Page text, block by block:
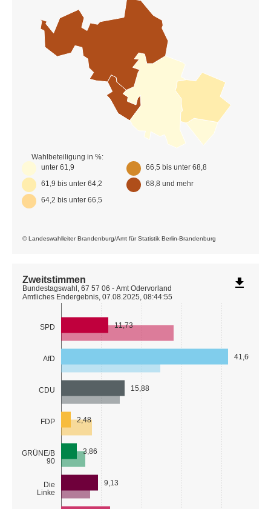
© Landeswahlleiter Brandenburg/Amt für Statistik Berlin-Brandenburg
Wahlbeteiligung in %:
unter 61,9
61,9 bis unter 64,2
64,2 bis unter 66,5
66,5 bis unter 68,8
68,8 und mehr
SPD
AfD
CDU
FDP
GRÜNE/B
90
Die
Linke
11,73
41,60
15,88
2,48
3,86
9,13
Zweitstimmen
Bundestagswahl, 67 57 06 - Amt Odervorland
Amtliches Endergebnis, 07.08.2025, 08:44:55
file_download